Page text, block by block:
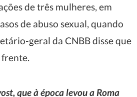
de três mulheres, em
de abuso sexual, quando
geral da CNBB disse que
que à época levou a Roma